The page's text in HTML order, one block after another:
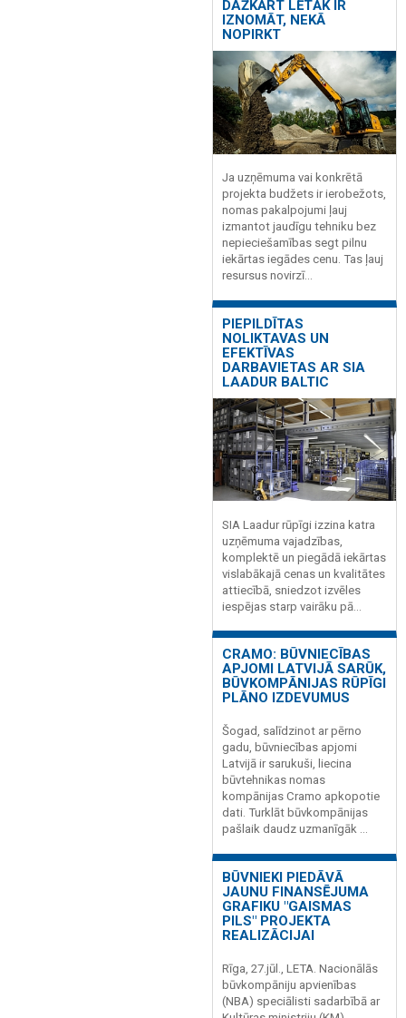
DAŽKĀRT LĒTĀK IR
IZNOMĀT, NEKĀ
NOPIRKT
Ja uzņēmuma vai konkrētā
projekta budžets ir ierobežots,
nomas pakalpojumi ļauj
izmantot jaudīgu tehniku bez
nepieciešamības segt pilnu
iekārtas iegādes cenu. Tas ļauj
resursus novirzī...
PIEPILDĪTAS
NOLIKTAVAS UN
EFEKTĪVAS
DARBAVIETAS AR SIA
LAADUR BALTIC
SIA Laadur rūpīgi izzina katra
uzņēmuma vajadzības,
komplektē un piegādā iekārtas
vislabākajā cenas un kvalitātes
attiecībā, sniedzot izvēles
iespējas starp vairāku pā...
CRAMO: BŪVNIECĪBAS
APJOMI LATVIJĀ SARŪK,
BŪVKOMPĀNIJAS RŪPĪGI
PLĀNO IZDEVUMUS
Šogad, salīdzinot ar pērno
gadu, būvniecības apjomi
Latvijā ir sarukuši, liecina
būvtehnikas nomas
kompānijas Cramo apkopotie
dati. Turklāt būvkompānijas
pašlaik daudz uzmanīgāk ...
BŪVNIEKI PIEDĀVĀ
JAUNU FINANSĒJUMA
GRAFIKU "GAISMAS
PILS" PROJEKTA
REALIZĀCIJAI
Rīga, 27.jūl., LETA. Nacionālās
būvkompāniju apvienības
(NBA) speciālisti sadarbībā ar